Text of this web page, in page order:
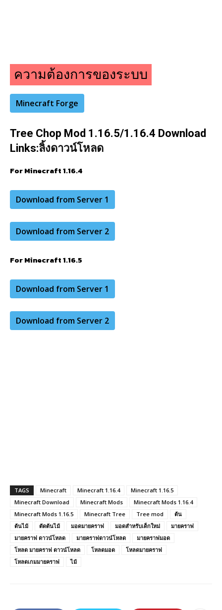
ความต้องการของระบบ
Minecraft Forge
Tree Chop Mod 1.16.5/1.16.4 Download
Links:ลิ้งดาวน์โหลด
For Minecraft 1.16.4
Download from Server 1
Download from Server 2
For Minecraft 1.16.5
Download from Server 1
Download from Server 2
TAGS Minecraft Minecraft 1.16.4
Minecraft 1.16.5
Minecraft Download
Minecraft Mods
Minecraft Mods 1.16.4
Minecraft Mods 1.16.5
Minecraft Tree Tree mod
ต้น
ต้นไม้
ตัดต้นไม้ มอดมายคราฟ มอดสำหรับเด็กใหม่
มายคราฟ
มายคราฟ ดาวน์โหลด
มายคราฟดาวน์โหลด
มายคราฟมอด
โหลด มายคราฟ ดาวน์โหลด
โหลดมอด
โหลดมายคราฟ
โหลดเกมมายคราฟ
ไม้